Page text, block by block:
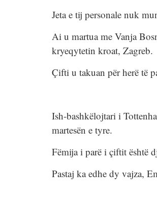
Jeta e tij personale nuk
Ai u martua me Vanja
kryeqytetin kroat, Zagreb.
Çifti u takuan për herë të
Ish-bashkëlojtari i
martesën e tyre.
Fëmija i parë i çiftit është
Pastaj ka edhe dy vajza,